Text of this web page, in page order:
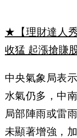
★【理財達人
收猛 起漲搶賺
中央氣象局表
水氣仍多，中
局部陣雨或雷
未顯著增強，